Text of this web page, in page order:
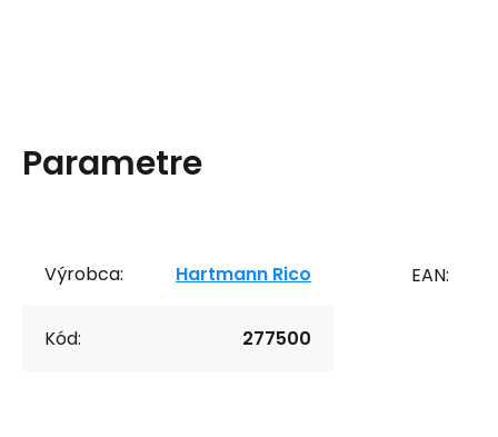
Parametre
Výrobca: Hartmann Rico
Kód: 277500
EAN: